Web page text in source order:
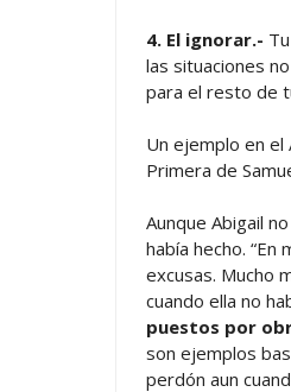
4. El ignorar.-
las situaciones
para el resto de
Un ejemplo en
Primera de
Aunque Abigail
había hecho. “En
excusas. Mucho
cuando ella no
puestos por
son ejemplos
perdón aun